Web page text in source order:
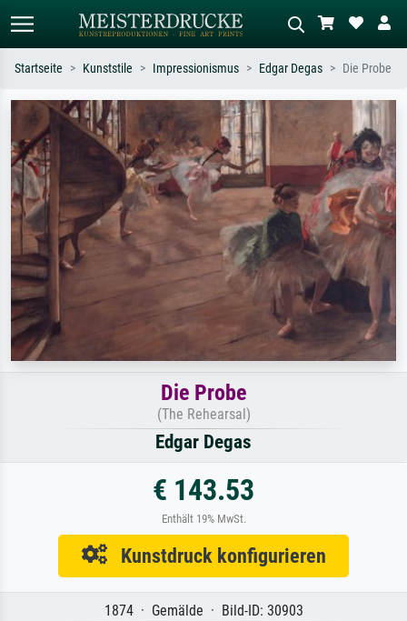
Standardsuche KI-Bildersuche
Suchen Sie nach Künstlern, Werktiteln
oder Stilen – z.B. Monet,
Sternennacht, Impressionismus, Welle
Hokusai, Akt.
Beschreiben Sie die Szene – z.B. Grüne
Wiese, Abstrakt mit viel Rot, Dunkles
Ölgemälde, Stehender Akt neben einem
Baum.
Startseite Kunststile Impressionismus Edgar Degas Die Probe
Die Probe
(The Rehearsal)
Edgar Degas
€ 143.53
Enthält 19% MwSt.
Kunstdruck konfigurieren
1874 · Gemälde · Bild-ID: 30903